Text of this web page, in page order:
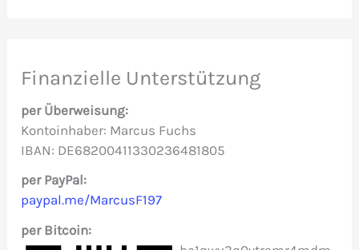
e
n
a
c
h
:
Finanzielle Unterstützung
per Überweisung:
Kontoinhaber: Marcus Fuchs
IBAN: DE68200411330236481805
per PayPal:
paypal.me/MarcusF197
per Bitcoin: